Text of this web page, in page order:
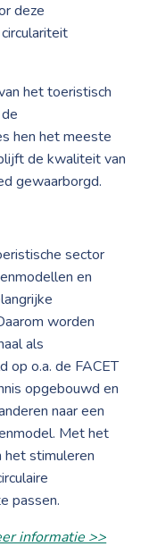
deze
het toeristisch
hen het meeste
de kwaliteit van
gewaarborgd.
sector
en
worden
als
op o.a. de FACET
opgebouwd en
naar een
Met het
het stimuleren
passen.
informatie >>